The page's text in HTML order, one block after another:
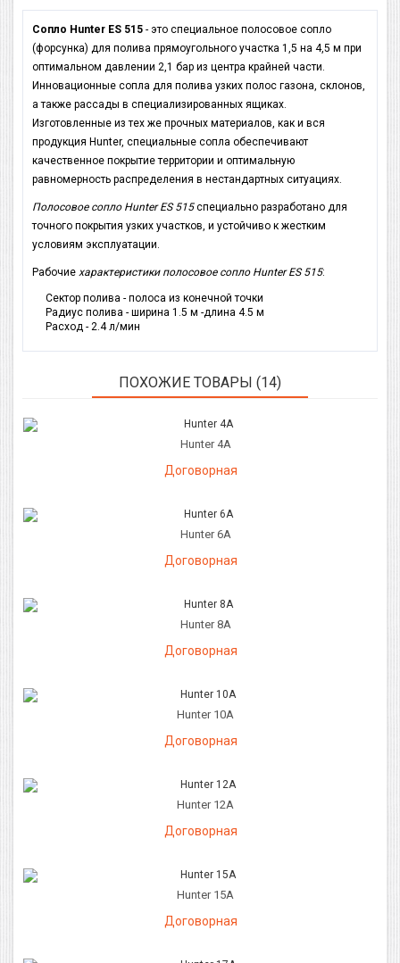
Сопло Hunter ES 515 - это специальное полосовое сопло
(форсунка) для полива прямоугольного участка 1,5 на 4,5 м при
оптимальном давлении 2,1 бар из центра крайней части.
Инновационные сопла для полива узких полос газона, склонов,
а также рассады в специализированных ящиках.
Изготовленные из тех же прочных материалов, как и вся
продукция Hunter, специальные сопла обеспечивают
качественное покрытие территории и оптимальную
равномерность распределения в нестандартных ситуациях.
Полосовое сопло Hunter ES 515 специально разработано для
точного покрытия узких участков, и устойчиво к жестким
условиям эксплуатации.
Рабочие характеристики полосовое сопло Hunter ES 515:
Сектор полива - полоса из конечной точки
Радиус полива - ширина 1.5 м -длина 4.5 м
Расход - 2.4 л/мин
ПОХОЖИЕ ТОВАРЫ (14)
Hunter 4A
Договорная
Hunter 6A
Договорная
Hunter 8A
Договорная
Hunter 10A
Договорная
Hunter 12A
Договорная
Hunter 15A
Договорная